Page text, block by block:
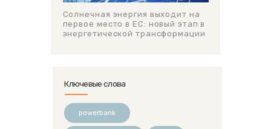
Солнечная энергия выходит на
первое место в ЕС: новый этап в
энергетической трансформации
Ключевые слова
powerbank